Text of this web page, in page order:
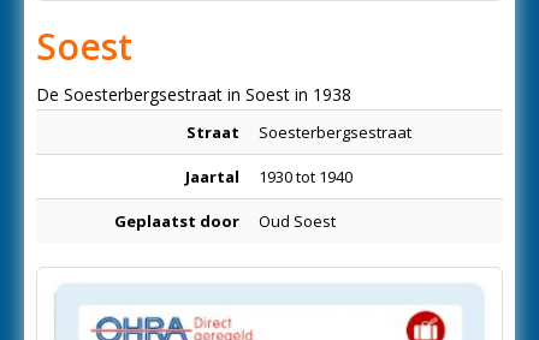
Soest
De Soesterbergsestraat in Soest in 1938
Straat Soesterbergsestraat
Jaartal 1930 tot 1940
Geplaatst door Oud Soest